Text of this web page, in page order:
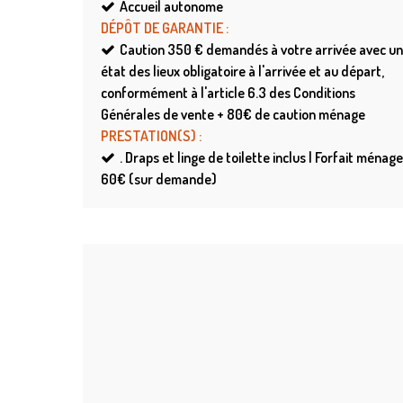
Accueil autonome
DÉPÔT DE GARANTIE :
Caution 350 € demandés à votre arrivée avec un
état des lieux obligatoire à l'arrivée et au départ,
conformément à l'article 6.3 des Conditions
Générales de vente + 80€ de caution ménage
PRESTATION(S) :
. Draps et linge de toilette inclus | Forfait
60€ (sur demande)